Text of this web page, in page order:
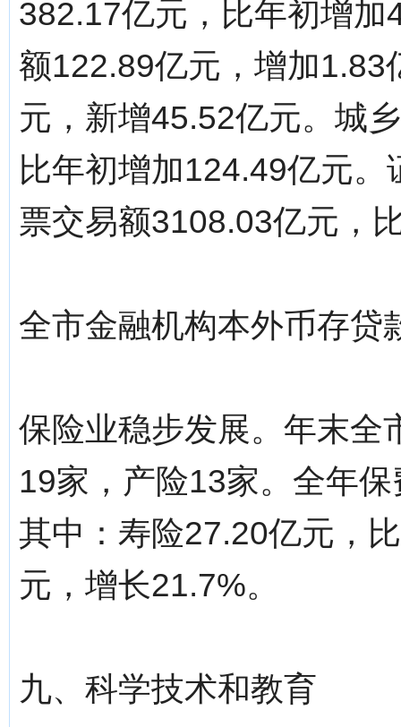
382.17亿元，比年初增
额122.89亿元，增加1.83
元，新增45.52亿元。城
比年初增加124.49亿元
票交易额3108.03亿元，
全市金融机构本外币存贷
保险业稳步发展。年末全
19家，产险13家。全年
其中：寿险27.20亿元，
元，增长21.7%。
九、科学技术和教育